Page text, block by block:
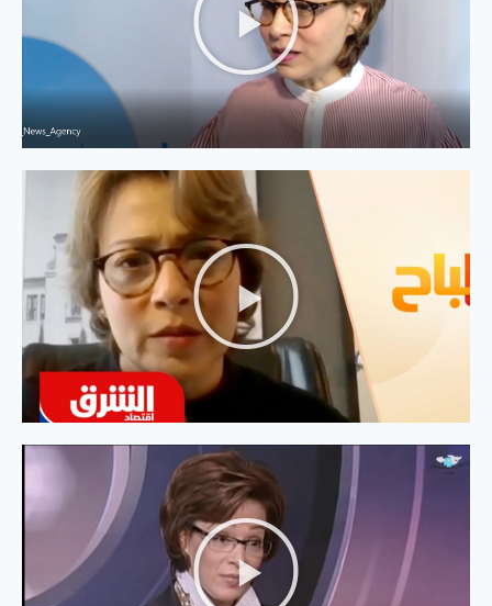
تناقش استراتيجية الجمعية في صناعة الموهوب
مناهل ثابت: 4 مليارت شخص حول العالم غير
متصلين بالإنترنت